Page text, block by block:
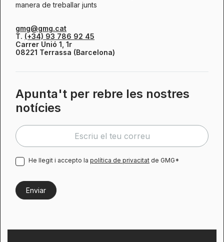
manera de treballar junts
gmg@gmg.cat
T. (+34) 93 786 92 45
Carrer Unió 1, 1r
08221 Terrassa (Barcelona)
Apunta't per rebre les nostres
notícies
He llegit i accepto la política de privacitat de GMG*